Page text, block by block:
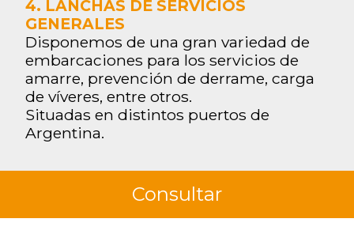
4. LANCHAS DE SERVICIOS
GENERALES
Disponemos de una gran variedad de
embarcaciones para los servicios de
amarre, prevención de derrame, carga
de víveres, entre otros.
Situadas en distintos puertos de
Argentina.
Consultar